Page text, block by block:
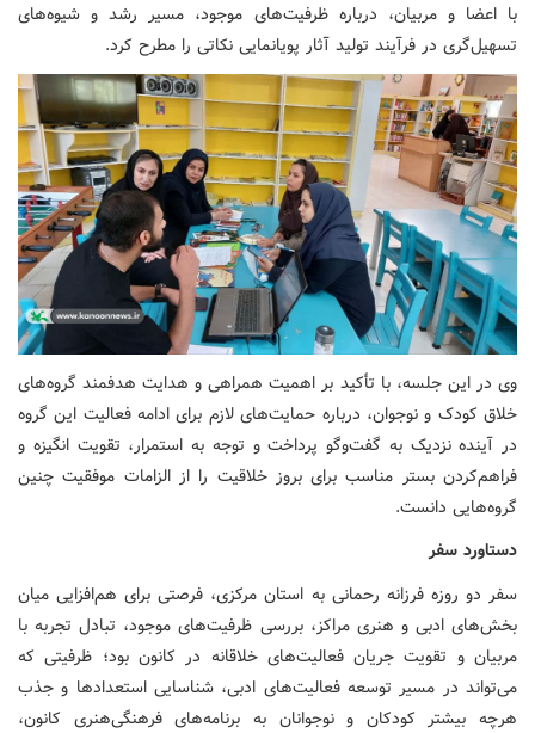
با اعضا و مربیان، درباره ظرفیت‌های موجود، مسیر رشد و شیوه‌های
تسهیل‌گری در فرآیند تولید آثار پویانمایی نکاتی را مطرح کرد.
وی در این جلسه، با تأکید بر اهمیت همراهی و هدایت هدفمند گروه‌های
خلاق کودک و نوجوان، درباره حمایت‌های لازم برای ادامه فعالیت این گروه
در آینده نزدیک به گفت‌وگو پرداخت و توجه به استمرار، تقویت انگیزه و
فراهم‌کردن بستر مناسب برای بروز خلاقیت را از الزامات موفقیت چنین
گروه‌هایی دانست.
دستاورد سفر
سفر دو روزه فرزانه رحمانی به استان مرکزی، فرصتی برای هم‌افزایی میان
بخش‌های ادبی و هنری مراکز، بررسی ظرفیت‌های موجود، تبادل تجربه با
مربیان و تقویت جریان فعالیت‌های خلاقانه در کانون بود؛ ظرفیتی که
می‌تواند در مسیر توسعه فعالیت‌های ادبی، شناسایی استعدادها و جذب
هرچه بیشتر کودکان و نوجوانان به برنامه‌های فرهنگی‌هنری کانون،